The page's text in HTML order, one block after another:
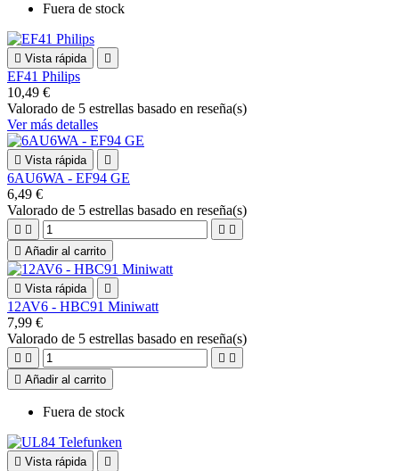
Fuera de stock
 Vista rápida 
EF41 Philips
10,49 €
Valorado de 5 estrellas basado en reseña(s)
Ver más detalles
 Vista rápida 
6AU6WA - EF94 GE
6,49 €
Valorado de 5 estrellas basado en reseña(s)
   
 Añadir al carrito
 Vista rápida 
12AV6 - HBC91 Miniwatt
7,99 €
Valorado de 5 estrellas basado en reseña(s)
   
 Añadir al carrito
Fuera de stock
 Vista rápida 